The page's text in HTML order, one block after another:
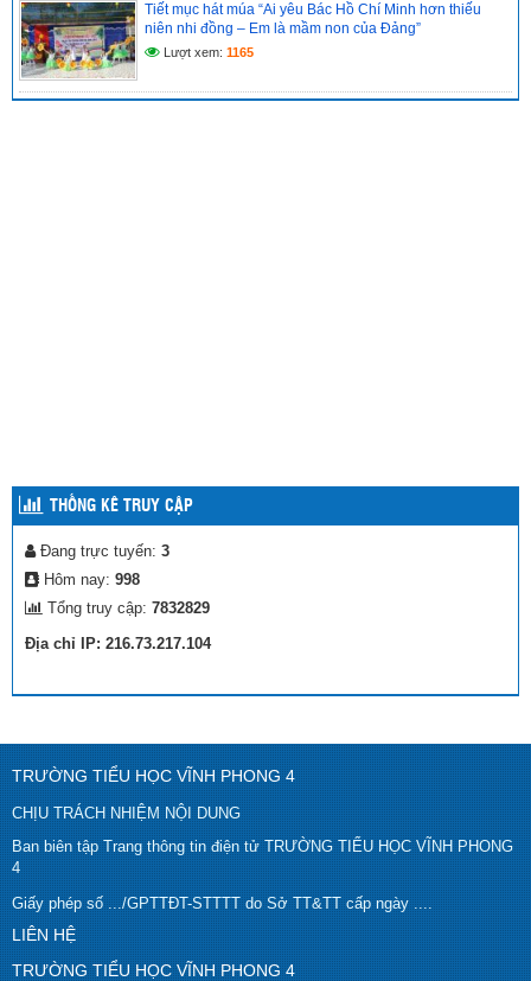
Tiết mục hát múa “Ai yêu Bác Hồ Chí Minh hơn thiếu
niên nhi đồng – Em là mầm non của Đảng”
Lượt xem: 1165
THỐNG KÊ TRUY CẬP
Đang trực tuyến: 3
Hôm nay: 998
Tổng truy cập: 7832829
Địa chỉ IP: 216.73.217.104
TRƯỜNG TIỂU HỌC VĨNH PHONG 4
CHỊU TRÁCH NHIỆM NỘI DUNG
Ban biên tập Trang thông tin điện tử TRƯỜNG TIỂU HỌC VĨNH PHONG
4
Giấy phép số .../GPTTĐT-STTTT do Sở TT&TT cấp ngày ....
LIÊN HỆ
TRƯỜNG TIỂU HỌC VĨNH PHONG 4